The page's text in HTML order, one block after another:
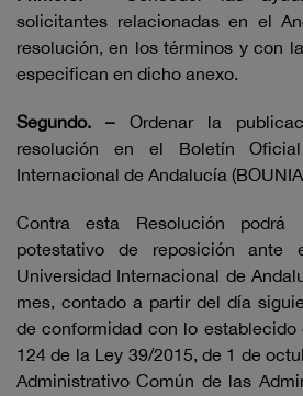
solicitantes relacionadas en el
resolución, en los términos y con
especifican en dicho anexo.
Segundo. –Ordenar la
resolución en el Boletín
Internacional de Andalucía
Contra esta Resolución podrá
potestativo de reposición
Universidad Internacional de
mes, contado a partir del día
de conformidad con lo
124 de la Ley 39/2015, de 1 de
Administrativo Común de las